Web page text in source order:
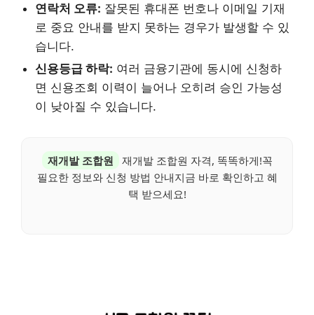
연락처 오류: 잘못된 휴대폰 번호나 이메일 기재
로 중요 안내를 받지 못하는 경우가 발생할 수 있
습니다.
신용등급 하락: 여러 금융기관에 동시에 신청하
면 신용조회 이력이 늘어나 오히려 승인 가능성
이 낮아질 수 있습니다.
재개발 조합원
재개발 조합원 자격, 똑똑하게!꼭
필요한 정보와 신청 방법 안내지금 바로 확인하고 혜
택 받으세요!